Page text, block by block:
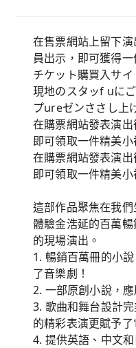
在售票網站上留下
員出示，即可獲得一
チケット購買入サ
現地のスタッf uに
プureゼンささし上
在購票網站發表演
即可領取一件精美小
在購票網站發表演
即可領取一件精美小
這部作品聚焦在我
體驗金浩延的百萬暢
的現場演出。
1. 暢銷百萬冊的小
了音樂劇！
2. 一部原創小說，
3. 歌曲和舞台設計
的精彩表演更賦予了
4. 提供英語、中文和